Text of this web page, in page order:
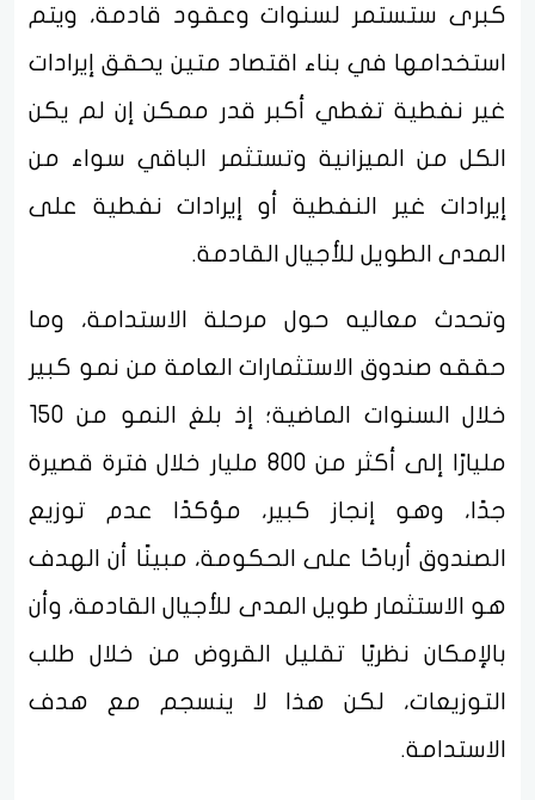
كبرى ستستمر لسنوات وعقود قادمة، ويتم
استخدامها في بناء اقتصاد متين يحقق إيرادات
غير نفطية تغطي أكبر قدر ممكن إن لم يكن
الكل من الميزانية وتستثمر الباقي سواء من
إيرادات غير النفطية أو إيرادات نفطية على
المدى الطويل للأجيال القادمة.
وتحدث معاليه حول مرحلة الاستدامة، وما
حققه صندوق الاستثمارات العامة من نمو كبير
خلال السنوات الماضية؛ إذ بلغ النمو من 150
مليارًا إلى أكثر من 800 مليار خلال فترة قصيرة
جدًا، وهو إنجاز كبير، مؤكدًا عدم توزيع
الصندوق أرباحًا على الحكومة، مبينًا أن الهدف
هو الاستثمار طويل المدى للأجيال القادمة، وأن
بالإمكان نظريًا تقليل القروض من خلال طلب
التوزيعات، لكن هذا لا ينسجم مع هدف
الاستدامة.